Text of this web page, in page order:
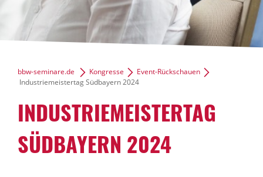
bbw-seminare.de Kongresse
Event-Rückschauen
Industriemeistertag Südbayern 2024
INDUSTRIEMEISTERTAG
SÜDBAYERN 2024